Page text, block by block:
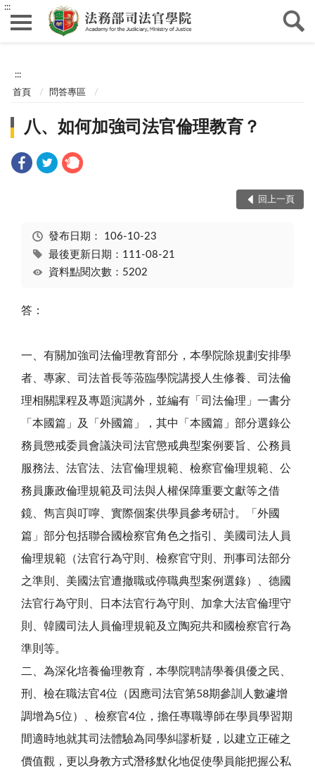
:::
:::
首頁 問答專區
八、如何加強司法官倫理教育？
回上一頁
發布日期： 106-10-23
最後更新日期：111-08-21
資料點閱次數：5202
答：
一、有關加強司法倫理教育部分，本學院除規劃安排學
者、專家、司法首長等蒞臨學院講授人生修養、司法倫
理相關課程及專題演講外，並編有「司法倫理」一書分
「本國篇」及「外國篇」，其中「本國篇」部分選錄公
務員懲戒委員會議決司法官懲戒典型案例要旨、公務員
服務法、法官法、法官倫理規範、檢察官倫理規範、公
務員廉政倫理規範及司法與人權保障重要文獻等之借
鏡、雋言與叮嚀、實際個案供學員參考研討。「外國
篇」部分包括聯合國檢察官角色之指引、美國司法人員
倫理規範（法官行為守則、檢察官守則、刑事司法部分
之準則、美國法官遭撤職或停職典型案例選錄）、德國
法官行為守則、日本法官行為守則、加拿大法官倫理守
則、韓國司法人員倫理規範及立陶宛共和國檢察官行為
準則等。
二、為深化培養倫理教育，本學院聘請學養俱優之民、
刑、檢在職法官4位（因應司法官第58期參訓人數遽增
調增為5位）、檢察官4位，擔任專職導師在學員學習期
間適時地就其司法體驗為同學糾謬析疑，以建立正確之
價值觀，更以身教方式潛移默化地促使學員能把握公私